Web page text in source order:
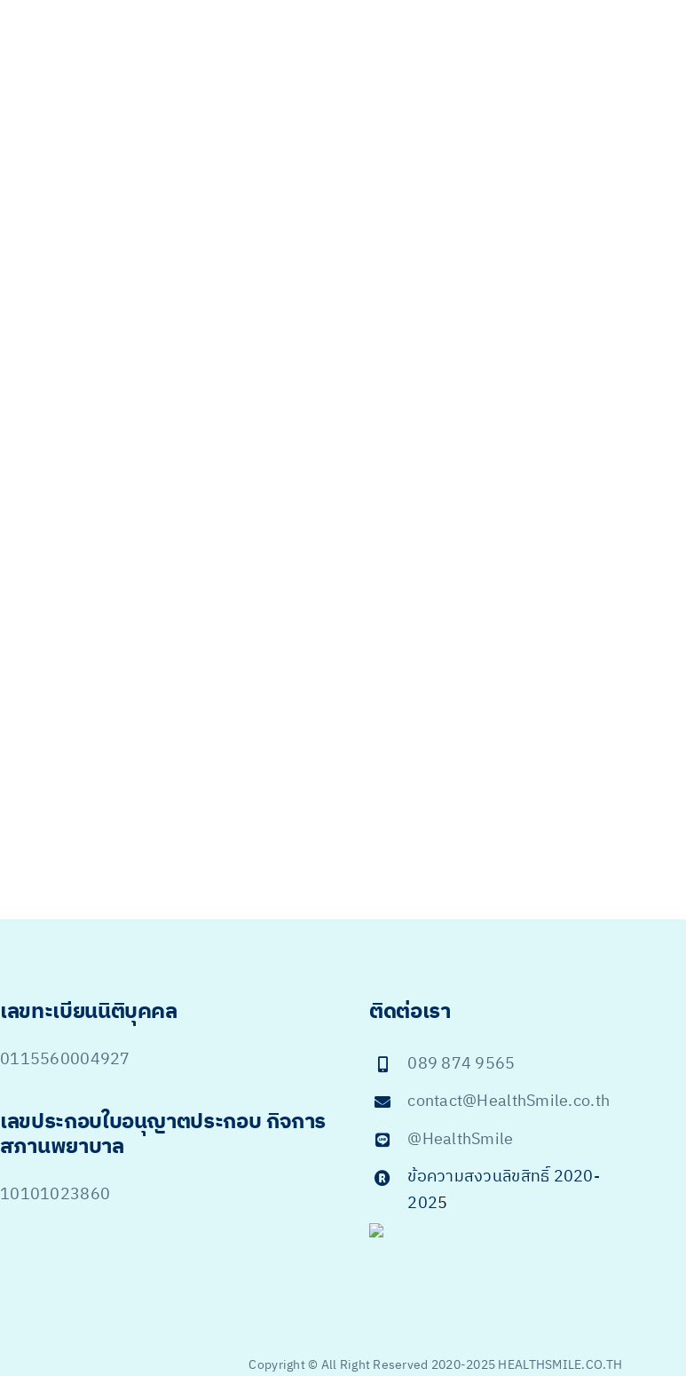
เลขทะเบียนนิติบุคคล
0115560004927
เลขประกอบใบอนุญาตประกอบ กิจการ
สภานพยาบาล
10101023860
ติดต่อเรา
089 874 9565
contact@HealthSmile.co.th
@HealthSmile
ข้อความสงวนลิขสิทธิ์ 2020-
2025
Copyright © All Right Reserved 2020-2025 HEALTHSMILE.CO.TH